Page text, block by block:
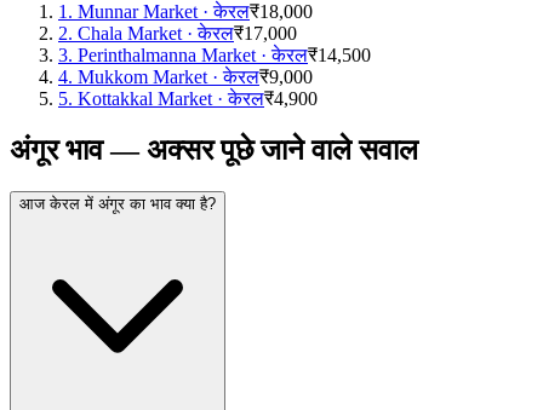
1 . Munnar Market ·केरल₹18,000
2. Chala Market ·केरल₹17,000
3. Perinthalmanna Market ·केरल₹14,500
4. Mukkom Market ·केरल₹9,000
5. Kottakkal Market ·केरल₹4,900
अंगूर भाव — अक्सर पूछे जाने वाले सवाल
आज केरल में अंगूर का भाव क्या है?